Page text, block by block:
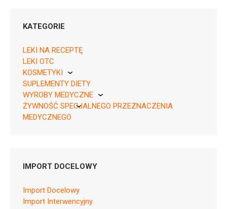
05909990210817 ¦ Rp ¦ 61274
1 poj. 220 g
KATEGORIE
LEKI NA RECEPTĘ
LEKI OTC
KOSMETYKI
Pierre Fabre
SUPLEMENTY DIETY
WYROBY MEDYCZNE
KikGel
ŻYWNOŚĆ SPECJALNEGO PRZEZNACZENIA
MEDYCZNEGO
IMPORT DOCELOWY
Import Docelowy
Import Interwencyjny